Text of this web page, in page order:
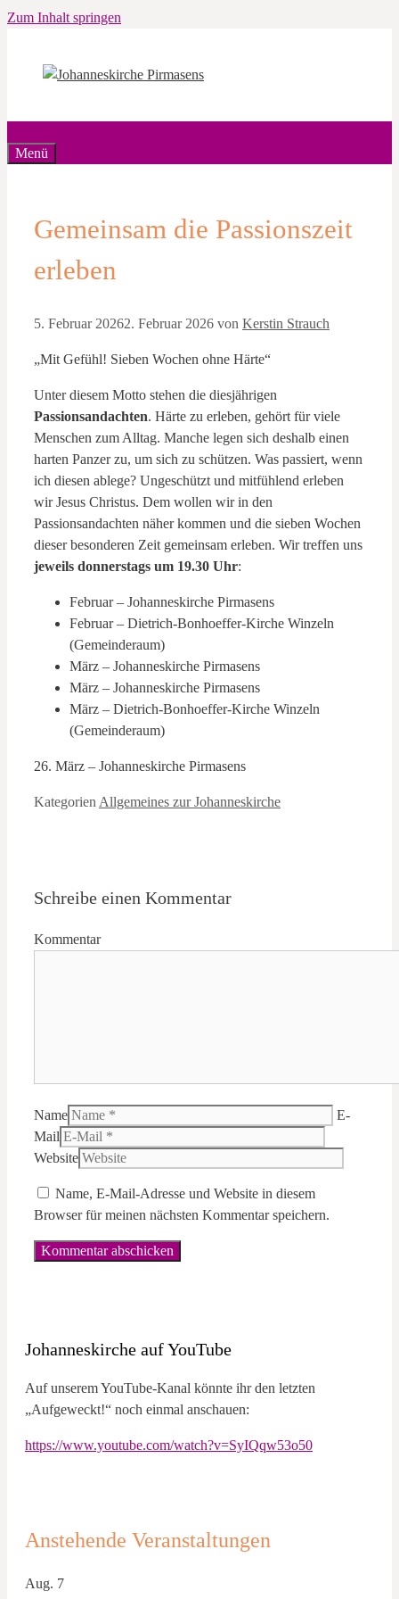
Zum Inhalt springen
Menü
Gemeinsam die Passionszeit
erleben
5. Februar 20262. Februar 2026 von Kerstin Strauch
„Mit Gefühl! Sieben Wochen ohne Härte“
Unter diesem Motto stehen die diesjährigen
Passionsandachten. Härte zu erleben, gehört für viele
Menschen zum Alltag. Manche legen sich deshalb einen
harten Panzer zu, um sich zu schützen. Was passiert, wenn
ich diesen ablege? Ungeschützt und mitfühlend erleben
wir Jesus Christus. Dem wollen wir in den
Passionsandachten näher kommen und die sieben Wochen
dieser besonderen Zeit gemeinsam erleben. Wir treffen uns
jeweils donnerstags um 19.30 Uhr:
Februar – Johanneskirche Pirmasens
Februar – Dietrich-Bonhoeffer-Kirche Winzeln
(Gemeinderaum)
März – Johanneskirche Pirmasens
März – Johanneskirche Pirmasens
März – Dietrich-Bonhoeffer-Kirche Winzeln
(Gemeinderaum)
26. März – Johanneskirche Pirmasens
KategorienAllgemeines zur Johanneskirche
Schreibe einen Kommentar
Kommentar
Name
E-
Mail
Website
Name, E-Mail-Adresse und Website in diesem
Browser für meinen nächsten Kommentar speichern.
Johanneskirche auf YouTube
Auf unserem YouTube-Kanal könnte ihr den letzten
„Aufgeweckt!“ noch einmal anschauen:
https://www.youtube.com/watch?v=SyIQqw53o50
Anstehende Veranstaltungen
Aug. 7